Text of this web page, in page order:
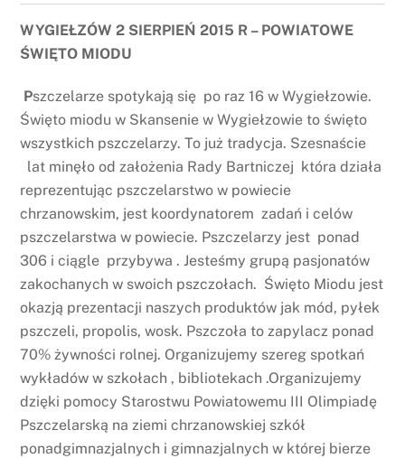
WYGIEŁZÓW 2 SIERPIEŃ 2015 R – POWIATOWE
ŚWIĘTO MIODU
Pszczelarze spotykają się po raz 16 w Wygiełzowie.
Święto miodu w Skansenie w Wygiełzowie to święto
wszystkich pszczelarzy. To już tradycja. Szesnaście
lat minęło od założenia Rady Bartniczej która działa
reprezentując pszczelarstwo w powiecie
chrzanowskim, jest koordynatorem zadań i celów
pszczelarstwa w powiecie. Pszczelarzy jest ponad
306 i ciągle przybywa . Jesteśmy grupą pasjonatów
zakochanych w swoich pszczołach. Święto Miodu jest
okazją prezentacji naszych produktów jak mód, pyłek
pszczeli, propolis, wosk. Pszczoła to zapylacz ponad
70% żywności rolnej. Organizujemy szereg spotkań
wykładów w szkołach , bibliotekach .Organizujemy
dzięki pomocy Starostwu Powiatowemu III Olimpiadę
Pszczelarską na ziemi chrzanowskiej szkół
ponadgimnazjalnych i gimnazjalnych w której bierze